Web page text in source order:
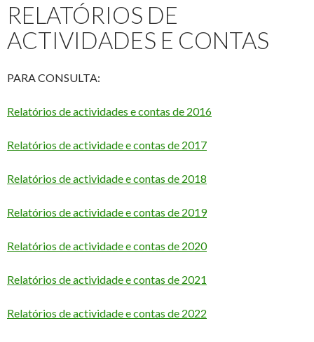
RELATÓRIOS DE
ACTIVIDADES E CONTAS
PARA CONSULTA:
Relatórios de actividades e contas de 2016
Relatórios de actividade e contas de 2017
Relatórios de actividade e contas de 2018
Relatórios de actividade e contas de 2019
Relatórios de actividade e contas de 2020
Relatórios de actividade e contas de 2021
Relatórios de actividade e contas de 2022